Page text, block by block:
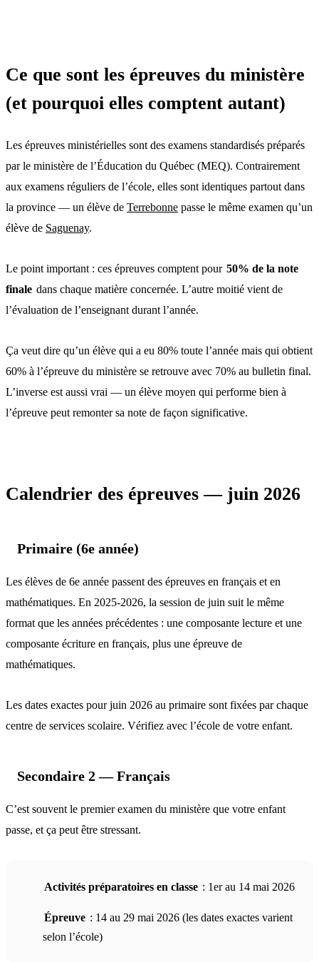
Ce que sont les épreuves du ministère
(et pourquoi elles comptent autant)
Les épreuves ministérielles sont des examens standardisés préparés
par le ministère de l’Éducation du Québec (MEQ). Contrairement
aux examens réguliers de l’école, elles sont identiques partout dans
la province — un élève de Terrebonne passe le même examen qu’un
élève de Saguenay.
Le point important : ces épreuves comptent pour 50% de la note
finale dans chaque matière concernée. L’autre moitié vient de
l’évaluation de l’enseignant durant l’année.
Ça veut dire qu’un élève qui a eu 80% toute l’année mais qui obtient
60% à l’épreuve du ministère se retrouve avec 70% au bulletin final.
L’inverse est aussi vrai — un élève moyen qui performe bien à
l’épreuve peut remonter sa note de façon significative.
Calendrier des épreuves — juin 2026
Primaire (6e année)
Les élèves de 6e année passent des épreuves en français et en
mathématiques. En 2025-2026, la session de juin suit le même
format que les années précédentes : une composante lecture et une
composante écriture en français, plus une épreuve de
mathématiques.
Les dates exactes pour juin 2026 au primaire sont fixées par chaque
centre de services scolaire. Vérifiez avec l’école de votre enfant.
Secondaire 2 — Français
C’est souvent le premier examen du ministère que votre enfant
passe, et ça peut être stressant.
Activités préparatoires en classe : 1er au 14 mai 2026
Épreuve : 14 au 29 mai 2026 (les dates exactes varient
selon l’école)